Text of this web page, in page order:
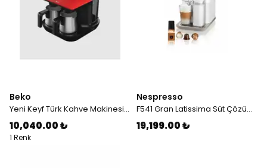
Beko
Yeni Keyf Türk Kahve Makinesi Kırmızı TKM 8961 K
10,040.00 ₺
1 Renk
Nespresso
F541 Gran Latissima Süt Çözümlü Espresso Kahve Makinesi,Beyaz
19,199.00 ₺